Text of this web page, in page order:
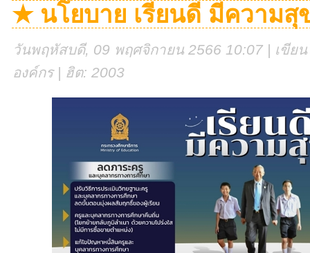
★ นโยบาย เรียนดี มีความสุ
วันพฤหัสบดี, 09 พฤศจิกายน 2566 10:07 | เขีย
องค์กร | ฮิต: 2003